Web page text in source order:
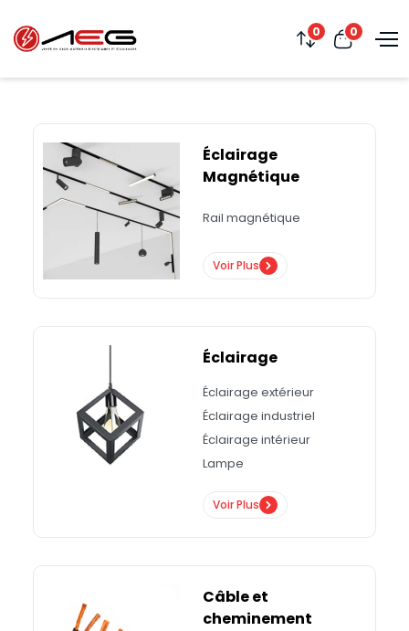
0 0
Éclairage
Magnétique
Rail magnétique
Voir Plus
Éclairage
Éclairage extérieur
Éclairage industriel
Éclairage intérieur
Lampe
Voir Plus
Câble et
cheminement